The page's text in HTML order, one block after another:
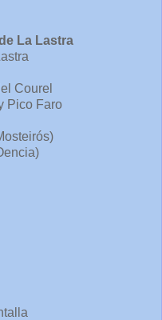
La Lastra
Courel
Pico Faro